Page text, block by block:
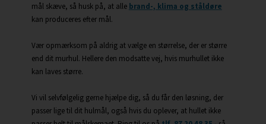
mål skæve, så husk på, at alle brand-, klima og ståldøre
kan produceres efter mål.
Vær opmærksom på aldrig at vælge en størrelse, der er større
end dit murhul. Hellere den modsatte vej, hvis murhullet ikke
kan laves større.
Vi vil selvfølgelig gerne hjælpe dig, så du får den løsning, der
passer lige til dit hulmål, også hvis du oplever, at hullet ikke